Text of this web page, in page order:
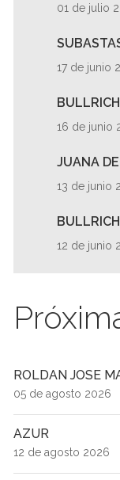
01 de julio
17 de junio
16 de junio
JUANA
13 de junio
12 de junio
ROLDAN JOSE
05 de agosto 2026
AZUR
12 de agosto 2026